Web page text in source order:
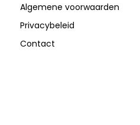
Algemene voorwaarden
Privacybeleid
Contact